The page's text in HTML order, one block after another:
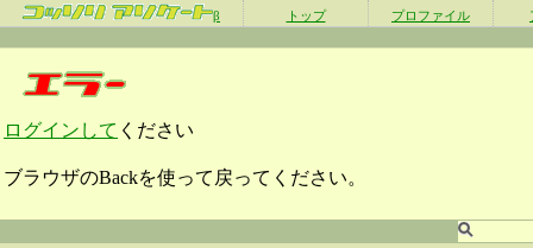
β トップ プロファイル
ログインして ください
ブラウザのBackを使って戻ってください。